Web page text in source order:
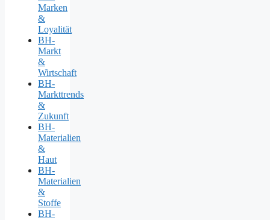
Marken
&
Loyalität
BH-
Markt
&
Wirtschaft
BH-
Markttrends
&
Zukunft
BH-
Materialien
&
Haut
BH-
Materialien
&
Stoffe
BH-